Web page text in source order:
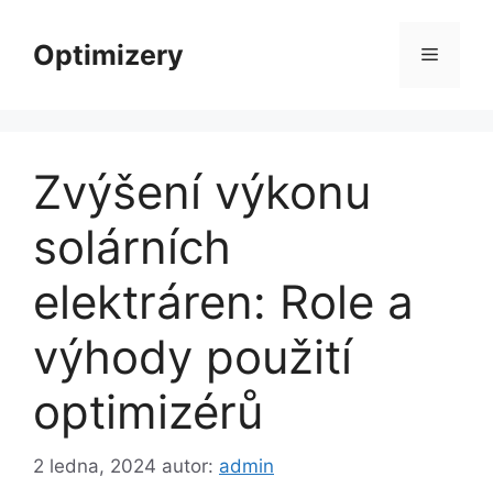
obsahOptimizery Menu
Zvýšení výkonu
solárních
elektráren: Role a
výhody použití
optimizérů
2 ledna, 2024 autor: admin